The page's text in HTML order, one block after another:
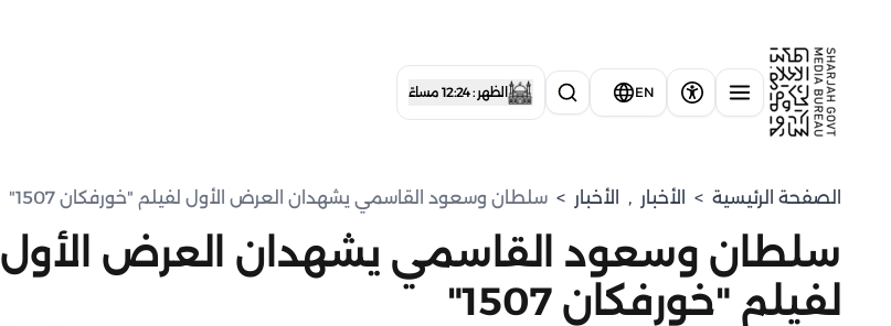
EN الظهر : 12:24 مساءً
الصفحة الرئيسية > الأخبار , الأخبار > سلطان وسعود القاسمي يشهدان العرض الأول لفيلم "خورفكان 1507"
سلطان وسعود القاسمي يشهدان العرض الأول
لفيلم "خورفكان 1507"